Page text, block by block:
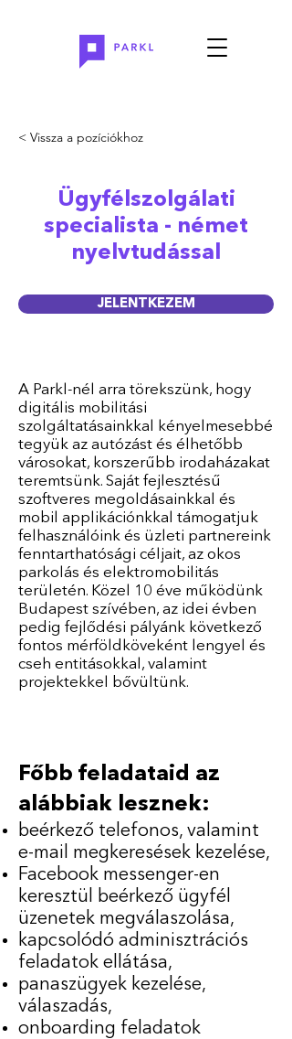
< Vissza a pozíciókhoz
Ügyfélszolgálati
specialista - német
nyelvtudással
JELENTKEZEM
A Parkl-nél arra törekszünk, hogy
digitális mobilitási
szolgáltatásainkkal kényelmesebbé
tegyük az autózást és élhetőbb
városokat, korszerűbb irodaházakat
teremtsünk. Saját fejlesztésű
szoftveres megoldásainkkal és
mobil applikációnkkal támogatjuk
felhasználóink és üzleti partnereink
fenntarthatósági céljait, az okos
parkolás és elektromobilitás
területén. Közel 10 éve működünk
Budapest szívében, az idei évben
pedig fejlődési pályánk következő
fontos mérföldköveként lengyel és
cseh entitásokkal, valamint
projektekkel bővültünk.
Főbb feladataid az
alábbiak lesznek:
beérkező telefonos, valamint
e-mail megkeresések kezelése,
Facebook messenger-en
keresztül beérkező ügyfél
üzenetek megválaszolása,
kapcsolódó adminisztrációs
feladatok ellátása,
panaszügyek kezelése,
válaszadás,
onboarding feladatok